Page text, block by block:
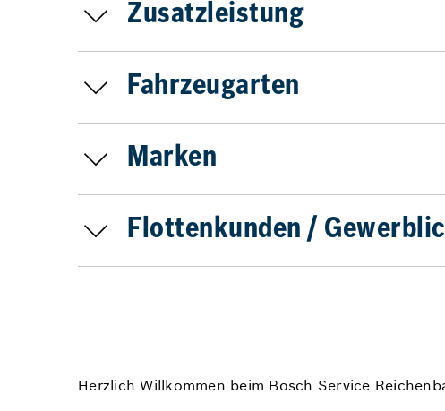
Zusatzleistung
Fahrzeugarten
Marken
Flottenkunden /
Herzlich Willkommen beim Bosch Service